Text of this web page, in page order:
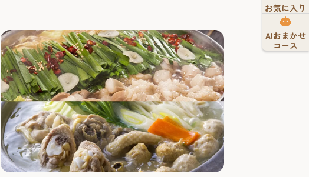
お気に入り
AIおまかせ
コース